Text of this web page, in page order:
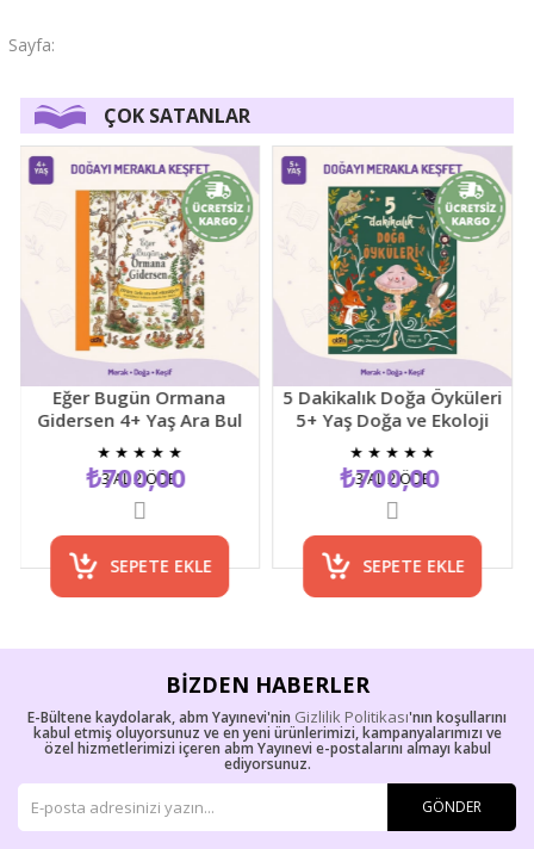
ÇOK SATANLAR
Eğer Bugün Ormana
Gidersen 4+ Yaş Ara Bul
Resimli Çocuk Etkinlik
Kitabı
★★★★★
₺700,00
SEPETE EKLE
3 AL 2 ÖDE
5 Dakikalık Doğa Öyküleri
5+ Yaş Doğa ve Ekoloji
Temalı Çocuk Hikaye
Kitabı
★★★★★
₺700,00
SEPETE EKLE
3 AL 2 ÖDE
BIZDEN HABERLER
E-Bültene kaydolarak, abm Yayınevi'nin Gizlilik Politikası'nın koşullarını
kabul etmiş oluyorsunuz ve en yeni ürünlerimizi, kampanyalarımızı ve
özel hizmetlerimizi içeren abm Yayınevi e-postalarını almayı kabul
ediyorsunuz.
GÖNDER